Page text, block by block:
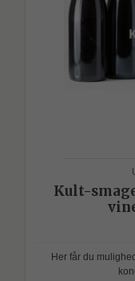
Kult-
Her får du